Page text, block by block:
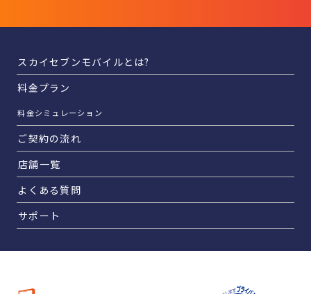
スカイセブンモバイルとは?
料金プラン
料金シミュレーション
ご契約の流れ
店舗一覧
よくある質問
サポート